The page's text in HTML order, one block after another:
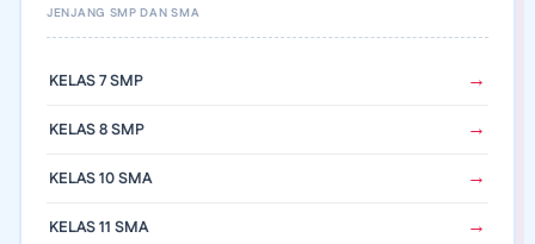
KELAS 7 SMP
KELAS 8 SMP
KELAS 10 SMA
KELAS 11 SMA